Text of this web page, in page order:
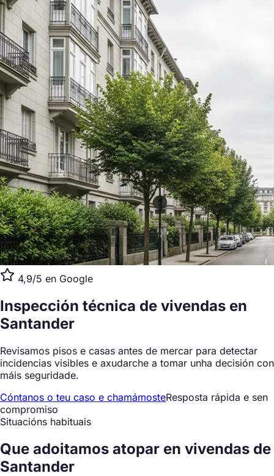
4,9/5 en Google
Inspección técnica de vivendas en
Santander
Revisamos pisos e casas antes de mercar para detectar
incidencias visibles e axudarche a tomar unha decisión con
máis seguridade.
Cóntanos o teu caso e chamámosteResposta rápida e sen
compromiso
Situacións habituais
Que adoitamos atopar en vivendas de
Santander